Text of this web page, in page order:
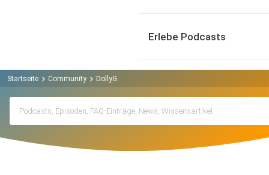
Erlebe Podcasts
Startseite Community DollyG